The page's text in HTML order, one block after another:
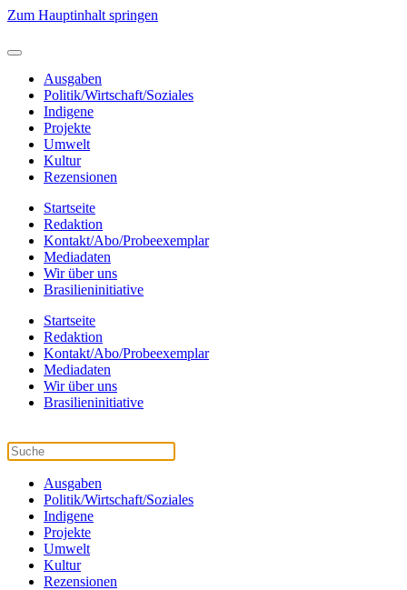
Zum Hauptinhalt springen
Ausgaben
Politik/Wirtschaft/Soziales
Indigene
Projekte
Umwelt
Kultur
Rezensionen
Startseite
Redaktion
Kontakt/Abo/Probeexemplar
Mediadaten
Wir über uns
Brasilieninitiative
Startseite
Redaktion
Kontakt/Abo/Probeexemplar
Mediadaten
Wir über uns
Brasilieninitiative
Ausgaben
Politik/Wirtschaft/Soziales
Indigene
Projekte
Umwelt
Kultur
Rezensionen